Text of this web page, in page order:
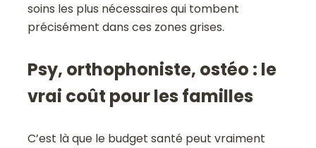
soins les plus nécessaires qui tombent
précisément dans ces zones grises.
Psy, orthophoniste, ostéo : le
vrai coût pour les familles
C’est là que le budget santé peut vraiment